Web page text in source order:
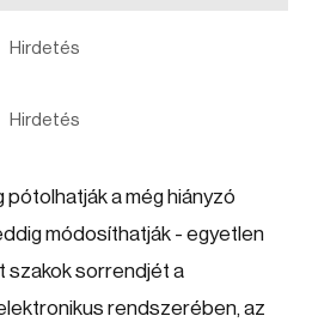
Hirdetés
Hirdetés
pótolhatják a még hiányzó
módosíthatják - egyetlen
szakok sorrendjét a
rendszerében, az